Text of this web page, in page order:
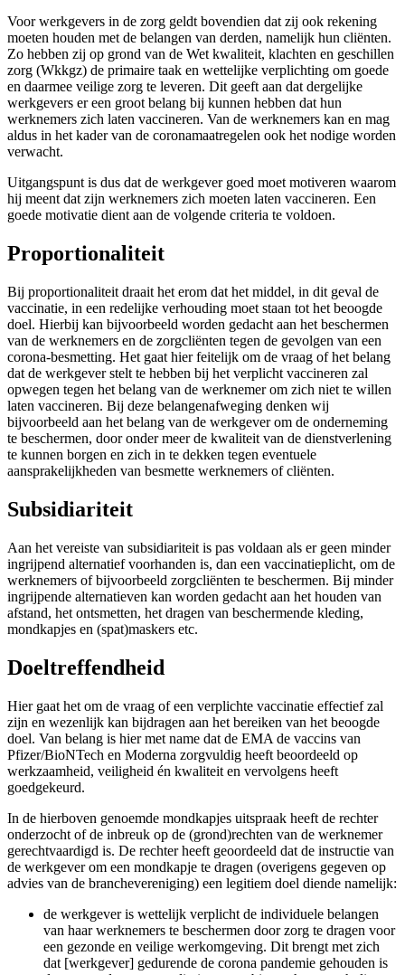
Voor werkgevers in de zorg geldt bovendien dat zij ook rekening
moeten houden met de belangen van derden, namelijk hun cliënten.
Zo hebben zij op grond van de Wet kwaliteit, klachten en geschillen
zorg (Wkkgz) de primaire taak en wettelijke verplichting om goede
en daarmee veilige zorg te leveren. Dit geeft aan dat dergelijke
werkgevers er een groot belang bij kunnen hebben dat hun
werknemers zich laten vaccineren. Van de werknemers kan en mag
aldus in het kader van de coronamaatregelen ook het nodige worden
verwacht.
Uitgangspunt is dus dat de werkgever goed moet motiveren waarom
hij meent dat zijn werknemers zich moeten laten vaccineren. Een
goede motivatie dient aan de volgende criteria te voldoen.
Proportionaliteit
Bij proportionaliteit draait het erom dat het middel, in dit geval de
vaccinatie, in een redelijke verhouding moet staan tot het beoogde
doel. Hierbij kan bijvoorbeeld worden gedacht aan het beschermen
van de werknemers en de zorgcliënten tegen de gevolgen van een
corona-besmetting. Het gaat hier feitelijk om de vraag of het belang
dat de werkgever stelt te hebben bij het verplicht vaccineren zal
opwegen tegen het belang van de werknemer om zich niet te willen
laten vaccineren. Bij deze belangenafweging denken wij
bijvoorbeeld aan het belang van de werkgever om de onderneming
te beschermen, door onder meer de kwaliteit van de dienstverlening
te kunnen borgen en zich in te dekken tegen eventuele
aansprakelijkheden van besmette werknemers of cliënten.
Subsidiariteit
Aan het vereiste van subsidiariteit is pas voldaan als er geen minder
ingrijpend alternatief voorhanden is, dan een vaccinatieplicht, om de
werknemers of bijvoorbeeld zorgcliënten te beschermen. Bij minder
ingrijpende alternatieven kan worden gedacht aan het houden van
afstand, het ontsmetten, het dragen van beschermende kleding,
mondkapjes en (spat)maskers etc.
Doeltreffendheid
Hier gaat het om de vraag of een verplichte vaccinatie effectief zal
zijn en wezenlijk kan bijdragen aan het bereiken van het beoogde
doel. Van belang is hier met name dat de EMA de vaccins van
Pfizer/BioNTech en Moderna zorgvuldig heeft beoordeeld op
werkzaamheid, veiligheid én kwaliteit en vervolgens heeft
goedgekeurd.
In de hierboven genoemde mondkapjes uitspraak heeft de rechter
onderzocht of de inbreuk op de (grond)rechten van de werknemer
gerechtvaardigd is. De rechter heeft geoordeeld dat de instructie van
de werkgever om een mondkapje te dragen (overigens gegeven op
advies van de branchevereniging) een legitiem doel diende namelijk:
de werkgever is wettelijk verplicht de individuele belangen
van haar werknemers te beschermen door zorg te dragen voor
een gezonde en veilige werkomgeving. Dit brengt met zich
dat [werkgever] gedurende de corona pandemie gehouden is